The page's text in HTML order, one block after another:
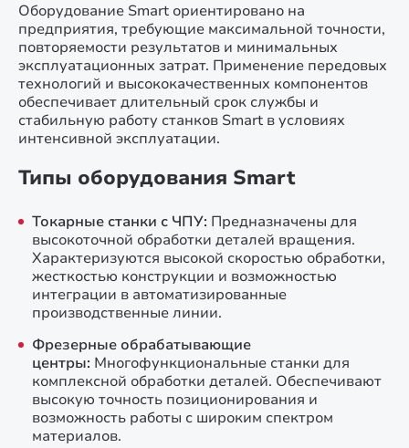
Оборудование Smart ориентировано на
предприятия, требующие максимальной точности,
повторяемости результатов и минимальных
эксплуатационных затрат. Применение передовых
технологий и высококачественных компонентов
обеспечивает длительный срок службы и
стабильную работу станков Smart в условиях
интенсивной эксплуатации.
Типы оборудования Smart
Токарные станки с ЧПУ: Предназначены для
высокоточной обработки деталей вращения.
Характеризуются высокой скоростью обработки,
жесткостью конструкции и возможностью
интеграции в автоматизированные
производственные линии.
Фрезерные обрабатывающие
центры: Многофункциональные станки для
комплексной обработки деталей. Обеспечивают
высокую точность позиционирования и
возможность работы с широким спектром
материалов.